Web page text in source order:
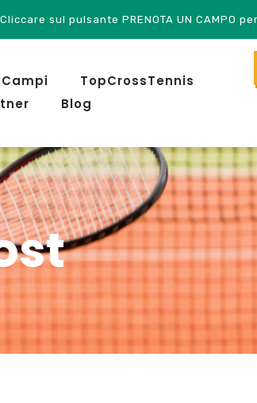
pulsante PRENOTA UN CAMPO per accedere!
Campi
TopCrossTennis
Blog